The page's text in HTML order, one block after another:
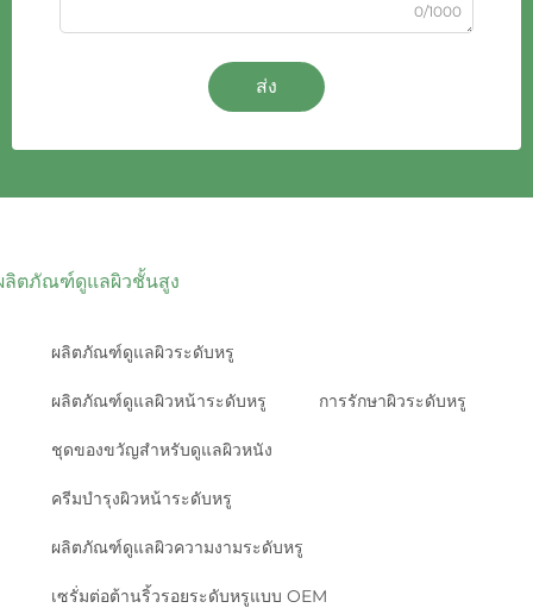
0/1000
ส่ง
ลิตภัณฑ์ดูแลผิวชั้นสูง
ผลิตภัณฑ์ดูแลผิวระดับหรู
ผลิตภัณฑ์ดูแลผิวหน้าระดับหรู การรักษาผิวระดับหรู
ชุดของขวัญสําหรับดูแลผิวหนัง
ครีมบำรุงผิวหน้าระดับหรู
ผลิตภัณฑ์ดูแลผิวความงามระดับหรู
เซรั่มต่อต้านริ้วรอยระดับหรูแบบ OEM